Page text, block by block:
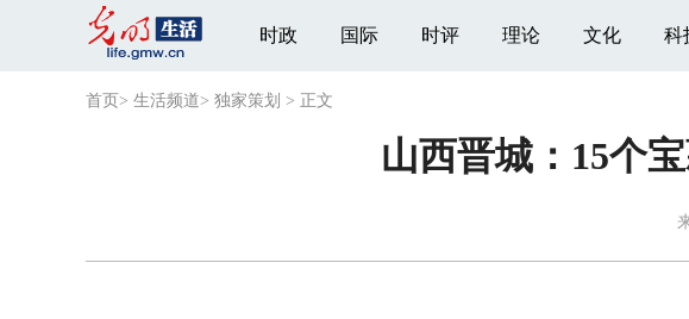
时政 国际 时评 理论 文化 科
首页 > 生活频道> 独家策划 > 正文
山西晋城：15个